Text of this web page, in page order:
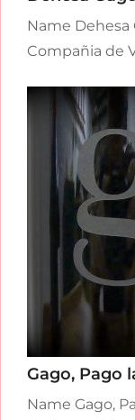
Name Dehesa
Compañia de
Gago, Pago
Name Gago,